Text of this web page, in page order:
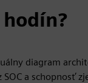
diagram
a